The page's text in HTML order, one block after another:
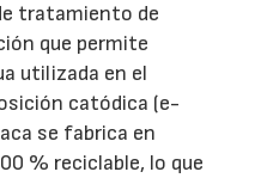
tratamiento de
que permite
utilizada en el
catódica (e-
se fabrica en
% reciclable, lo que